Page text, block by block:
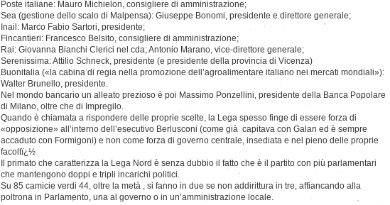
Poste italiane: Mauro Michielon, consigliere di amministrazione;
Sea (gestione dello scalo di Malpensa): Giuseppe Bonomi, presidente e direttore generale;
Inail: Marco Fabio Sartori, presidente;
Fincantieri: Francesco Belsito, consigliere di amministrazione;
Rai: Giovanna Bianchi Clerici nel cda; Antonio Marano, vice-direttore generale;
Serenissima: Attilio Schneck, presidente (e presidente della provincia di Vicenza)
Buonitalia («la cabina di regia nella promozione dell’agroalimentare italiano nei mercati mondiali»):
Walter Brunello, presidente.
Nel mondo bancario un alleato prezioso è poi Massimo Ponzellini, presidente della Banca Popolare
di Milano, oltre che di Impregilo.
Quando è chiamata a rispondere delle proprie scelte, la Lega spesso finge di essere forza di
«opposizione» all’interno dell’esecutivo Berlusconi (come già capitava con Galan ed è sempre
accaduto con Formigoni) e non come forza di governo centrale, insediata e nel pieno delle proprie
facoltï¿½
Il primato che caratterizza la Lega Nord è senza dubbio il fatto che è il partito con più parlamentari
che mantengono doppi e tripli incarichi politici.
Su 85 camicie verdi 44, oltre la metà , si fanno in due se non addirittura in tre, affiancando alla
poltrona in Parlamento, una al governo o in un’amministrazione locale.